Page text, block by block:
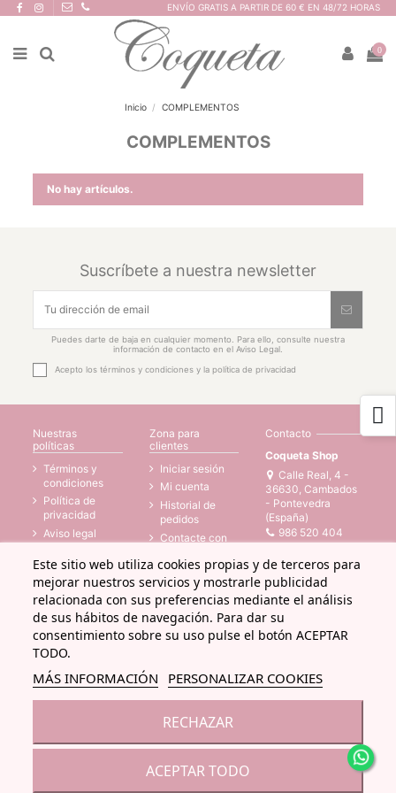
ENVÍO GRATIS A PARTIR DE 60 € EN 48/72 HORAS
0
Inicio COMPLEMENTOS
COMPLEMENTOS
No hay artículos.
Suscríbete a nuestra newsletter
Puedes darte de baja en cualquier momento. Para ello, consulte nuestra
información de contacto en el Aviso Legal.
Acepto lostérminos y condiciones y lapolítica de privacidad
Nuestras
políticas
Términos y
condiciones
Política de
privacidad
Aviso legal
cookies
Accesibilidad
Zona para
clientes
Iniciar sesión
Mi cuenta
Historial de
pedidos
Contacte con
Tiendas
Contacto
Coqueta Shop
Calle Real, 4 -
36630, Cambados
- Pontevedra
(España)
986 520 404
web@coqueta.shop
Este sitio web utiliza cookies propias y de terceros para
mejorar nuestros servicios y mostrarle publicidad
relacionada con sus preferencias mediante el análisis
de sus hábitos de navegación. Para dar su
consentimiento sobre su uso pulse el botón ACEPTAR
TODO.
MÁS INFORMACIÓN PERSONALIZAR COOKIES
RECHAZAR
ACEPTAR TODO
© Todos los derechos reservados - Powered by